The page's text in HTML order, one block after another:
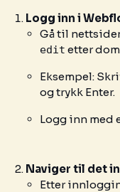
Logg inn i
Gå til
edit etter
Eksempel:
og trykk Enter.
Logg inn med
Naviger til det
Etter